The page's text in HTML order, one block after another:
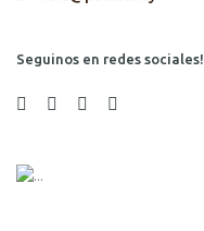
Seguinos en redes sociales!